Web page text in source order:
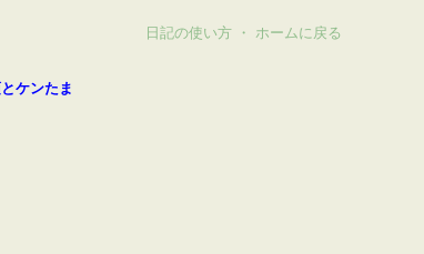
日記の使い方 ・ ホームに戻る
ケンたま